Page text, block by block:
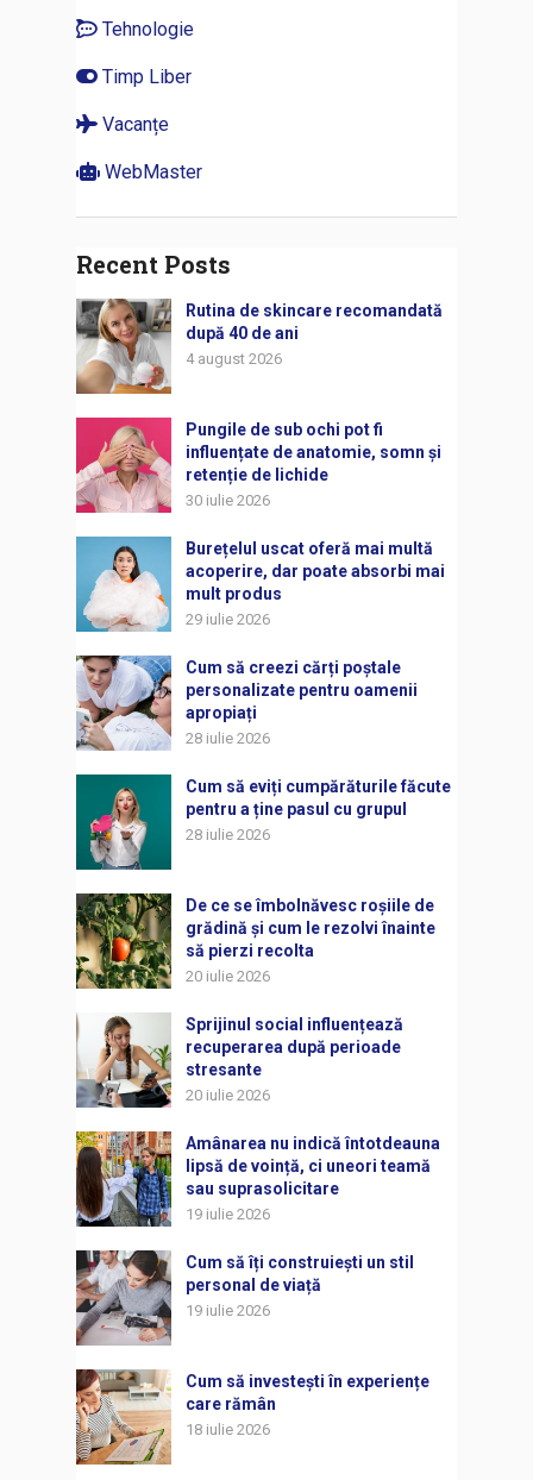
Tehnologie
Timp Liber
Vacanțe
WebMaster
Recent Posts
Rutina de skincare recomandată
după 40 de ani
4 august 2026
Pungile de sub ochi pot fi
influențate de anatomie, somn și
retenție de lichide
30 iulie 2026
Burețelul uscat oferă mai multă
acoperire, dar poate absorbi mai
mult produs
29 iulie 2026
Cum să creezi cărți poștale
personalizate pentru oamenii
apropiați
28 iulie 2026
Cum să eviți cumpărăturile făcute
pentru a ține pasul cu grupul
28 iulie 2026
De ce se îmbolnăvesc roșiile de
grădină și cum le rezolvi înainte
să pierzi recolta
20 iulie 2026
Sprijinul social influențează
recuperarea după perioade
stresante
20 iulie 2026
Amânarea nu indică întotdeauna
lipsă de voință, ci uneori teamă
sau suprasolicitare
19 iulie 2026
Cum să îți construiești un stil
personal de viață
19 iulie 2026
Cum să investești în experiențe
care rămân
18 iulie 2026